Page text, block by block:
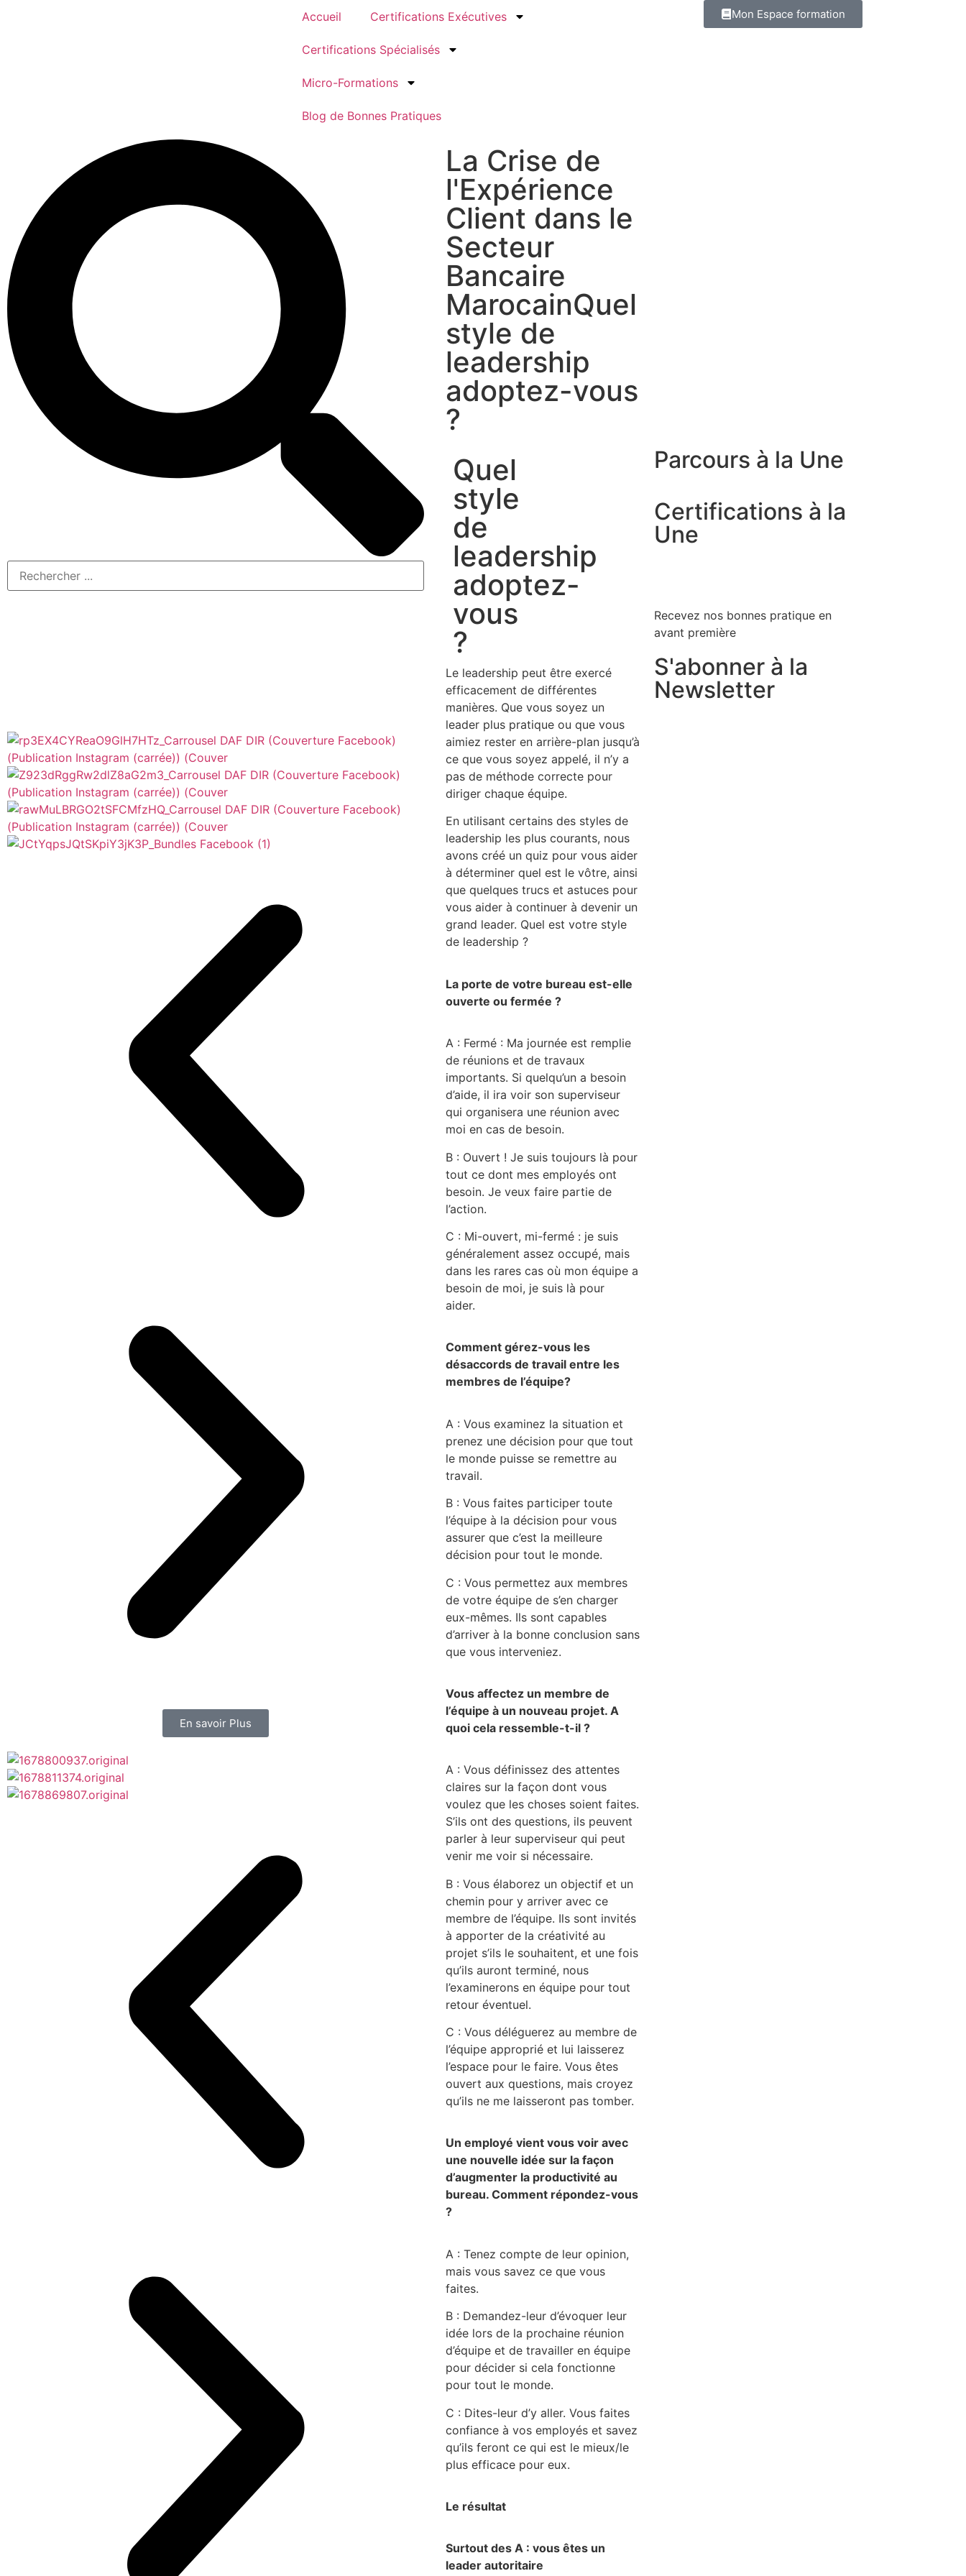
Accueil Certifications Exécutives
Certifications Spécialisés
Micro-Formations
Blog de Bonnes Pratiques
Mon Espace formation
En savoir Plus
La Crise de
l'Expérience
Client dans le
Secteur
Bancaire
MarocainQuel
style de
leadership
adoptez-vous
?
Quel
style
de
leadership
adoptez-
vous
?
Le leadership peut être exercé
efficacement de différentes
manières. Que vous soyez un
leader plus pratique ou que vous
aimiez rester en arrière-plan jusqu’à
ce que vous soyez appelé, il n’y a
pas de méthode correcte pour
diriger chaque équipe.
En utilisant certains des styles de
leadership les plus courants, nous
avons créé un quiz pour vous aider
à déterminer quel est le vôtre, ainsi
que quelques trucs et astuces pour
vous aider à continuer à devenir un
grand leader. Quel est votre style
de leadership ?
La porte de votre bureau est-elle
ouverte ou fermée ?
A : Fermé : Ma journée est remplie
de réunions et de travaux
importants. Si quelqu’un a besoin
d’aide, il ira voir son superviseur
qui organisera une réunion avec
moi en cas de besoin.
B : Ouvert ! Je suis toujours là pour
tout ce dont mes employés ont
besoin. Je veux faire partie de
l’action.
C : Mi-ouvert, mi-fermé : je suis
généralement assez occupé, mais
dans les rares cas où mon équipe a
besoin de moi, je suis là pour
aider.
Comment gérez-vous les
désaccords de travail entre les
membres de l’équipe?
A : Vous examinez la situation et
prenez une décision pour que tout
le monde puisse se remettre au
travail.
B : Vous faites participer toute
l’équipe à la décision pour vous
assurer que c’est la meilleure
décision pour tout le monde.
C : Vous permettez aux membres
de votre équipe de s’en charger
eux-mêmes. Ils sont capables
d’arriver à la bonne conclusion sans
que vous interveniez.
Vous affectez un membre de
l’équipe à un nouveau projet. A
quoi cela ressemble-t-il ?
A : Vous définissez des attentes
claires sur la façon dont vous
voulez que les choses soient faites.
S’ils ont des questions, ils peuvent
parler à leur superviseur qui peut
venir me voir si nécessaire.
B : Vous élaborez un objectif et un
chemin pour y arriver avec ce
membre de l’équipe. Ils sont invités
à apporter de la créativité au
projet s’ils le souhaitent, et une fois
qu’ils auront terminé, nous
l’examinerons en équipe pour tout
retour éventuel.
C : Vous déléguerez au membre de
l’équipe approprié et lui laisserez
l’espace pour le faire. Vous êtes
ouvert aux questions, mais croyez
qu’ils ne me laisseront pas tomber.
Un employé vient vous voir avec
une nouvelle idée sur la façon
d’augmenter la productivité au
bureau. Comment répondez-vous
?
A : Tenez compte de leur opinion,
mais vous savez ce que vous
faites.
B : Demandez-leur d’évoquer leur
idée lors de la prochaine réunion
d’équipe et de travailler en équipe
pour décider si cela fonctionne
pour tout le monde.
C : Dites-leur d’y aller. Vous faites
confiance à vos employés et savez
qu’ils feront ce qui est le mieux/le
plus efficace pour eux.
Le résultat
Surtout des A : vous êtes un
leader autoritaire
Parcours à la Une
Certifications à la
Une
Recevez nos bonnes pratique en
avant première
S'abonner à la
Newsletter